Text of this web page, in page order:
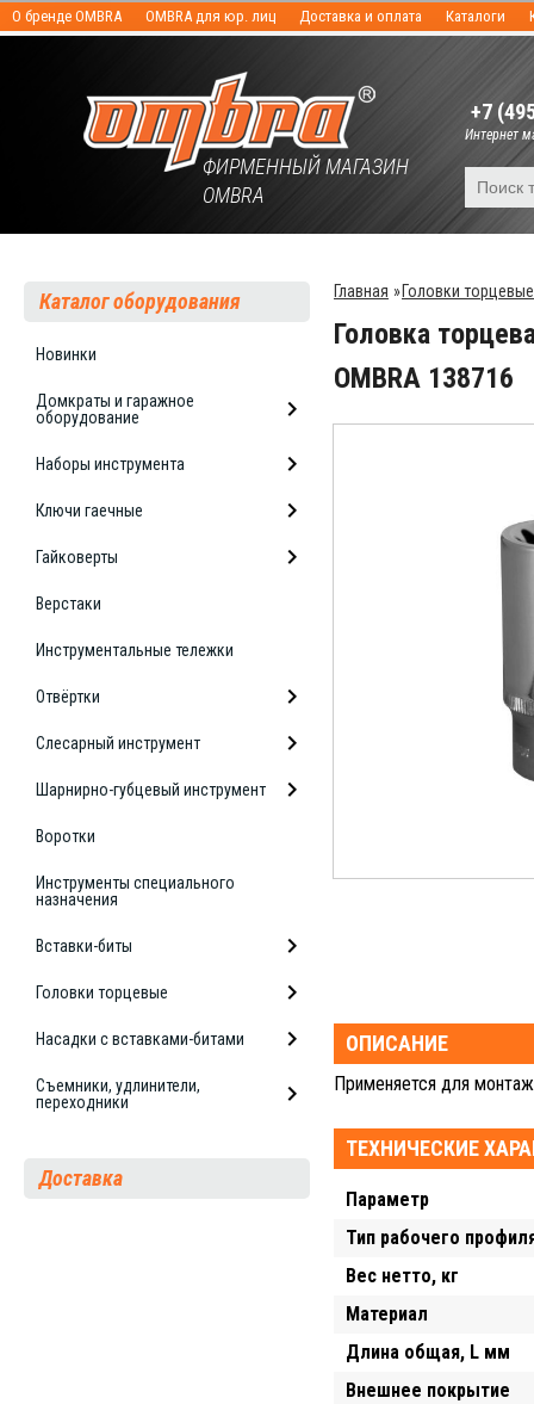
О бренде OMBRA OMBRA для юр. лиц Доставка и оплата Каталоги
ФИРМЕННЫЙ МАГАЗИН
OMBRA
+7
Интернет
Каталог оборудования
Новинки
Домкраты и гаражное
оборудование
Наборы инструмента
Ключи гаечные
Гайковерты
Верстаки
Инструментальные тележки
Отвёртки
Слесарный инструмент
Шарнирно-губцевый инструмент
Воротки
Инструменты специального
назначения
Вставки-биты
Головки торцевые
Насадки с вставками-битами
Съемники, удлинители,
переходники
Доставка
Главная »Головки торцевые
Головка
OMBRA 138716
ОПИСАНИЕ
Применяется для
ТЕХНИЧЕСКИЕ
Параметр
Тип рабочего
Вес нетто, кг
Материал
Длина общая, L мм
Внешнее покрытие